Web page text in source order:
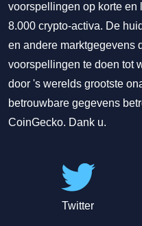
voorspellingen op korte en
8.000 crypto-activa. De
en andere marktgegevens
voorspellingen te doen tot
door 's werelds grootste
betrouwbare gegevens
CoinGecko. Dank u.
Twitter